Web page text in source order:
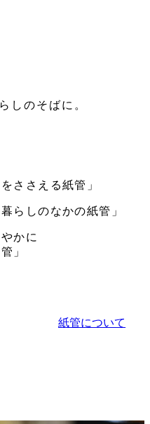
しのそばに。
をささえる紙管」
暮らしのなかの紙管」
かに
」
紙管について